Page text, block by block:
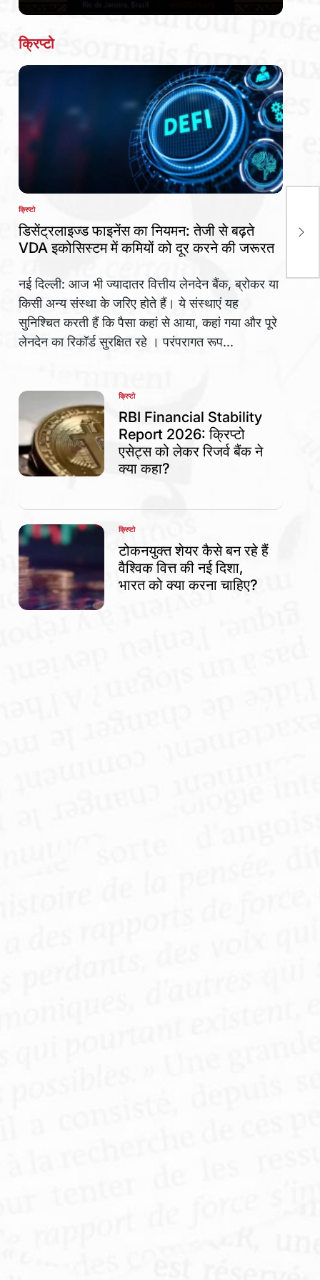
क्रिप्टो
POSTED
IN
क्रिप्टो
डिसेंट्रलाइज्ड फाइनेंस का नियमन: तेजी से बढ़ते
VDA इकोसिस्टम में कमियों को दूर करने की जरूरत
नई दिल्ली: आज भी ज्यादातर वित्तीय लेनदेन बैंक, ब्रोकर या
किसी अन्य संस्था के जरिए होते हैं। ये संस्थाएं यह
सुनिश्चित करती हैं कि पैसा कहां से आया, कहां गया और पूरे
लेनदेन का रिकॉर्ड सुरक्षित रहे । परंपरागत रूप...
POSTED
IN
क्रिप्टो
RBI Financial Stability
Report 2026: क्रिप्टो
एसेट्स को लेकर रिजर्व बैंक ने
क्या कहा?
POSTED
IN
क्रिप्टो
टोकनयुक्त शेयर कैसे बन रहे हैं
वैश्विक वित्त की नई दिशा,
भारत को क्या करना चाहिए?